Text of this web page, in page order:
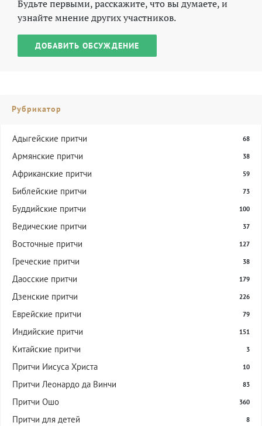
Будьте первыми, расскажите, что вы думаете, и
узнайте мнение других участников.
ДОБАВИТЬ ОБСУЖДЕНИЕ
Рубрикатор
Адыгейские притчи 68
Армянские притчи 38
Африканские притчи 59
Библейские притчи 73
Буддийские притчи 100
Ведические притчи 37
Восточные притчи 127
Греческие притчи 38
Даосские притчи 179
Дзенские притчи 226
Еврейские притчи 79
Индийские притчи 151
Китайские притчи 3
Притчи Иисуса Христа 10
Притчи Леонардо да Винчи 83
Притчи Ошо 360
Притчи для детей 8